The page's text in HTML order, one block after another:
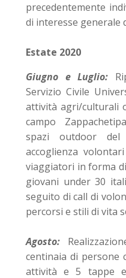
precedentemente
di interesse generale
Estate 2020
Giugno e Luglio:
Servizio Civile
attività agri/culturali
campo
spazi outdoor del
accoglienza
viaggiatori in forma
giovani under 30
seguito di call di
percorsi e stili di vita
Agosto:
centinaia di persone
attività e 5 tappe